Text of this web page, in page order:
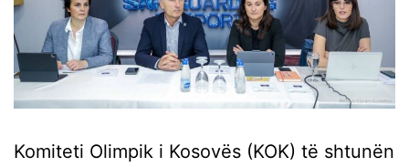
Komiteti Olimpik i Kosovës (KOK) të shtunën